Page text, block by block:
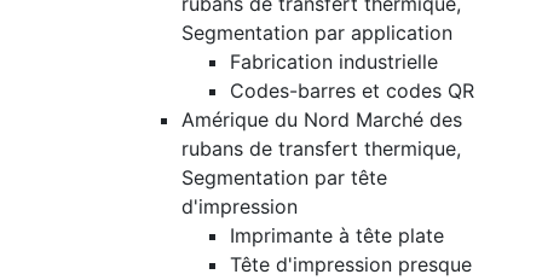
Segmentation par application
Fabrication industrielle
Codes-barres et codes QR
Amérique du Nord Marché des
rubans de transfert thermique,
Segmentation par tête
d'impression
Imprimante à tête plate
Tête d'impression presque